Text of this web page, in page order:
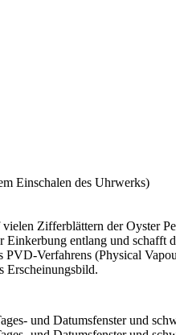
Einschalen des Uhrwerks)
Zifferblättern der Oyster
entlang und schafft
Verfahrens (Physical
Erscheinungsbild.